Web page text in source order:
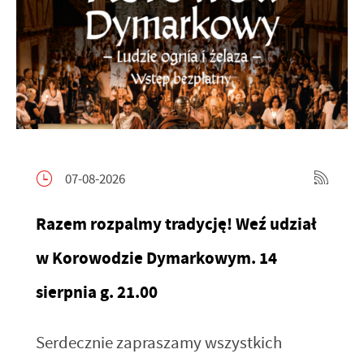
07-08-2026
Razem rozpalmy tradycję! Weź udział
w Korowodzie Dymarkowym. 14
sierpnia g. 21.00
Serdecznie zapraszamy wszystkich